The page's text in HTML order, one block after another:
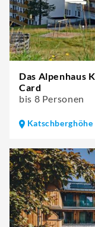
Das Alpenhaus
Card
bis 8 Personen
Katschberghöhe